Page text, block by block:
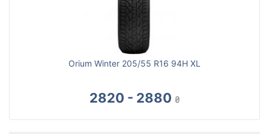
Orium Winter 205/55 R16 94H XL
2820 - 2880 ₴